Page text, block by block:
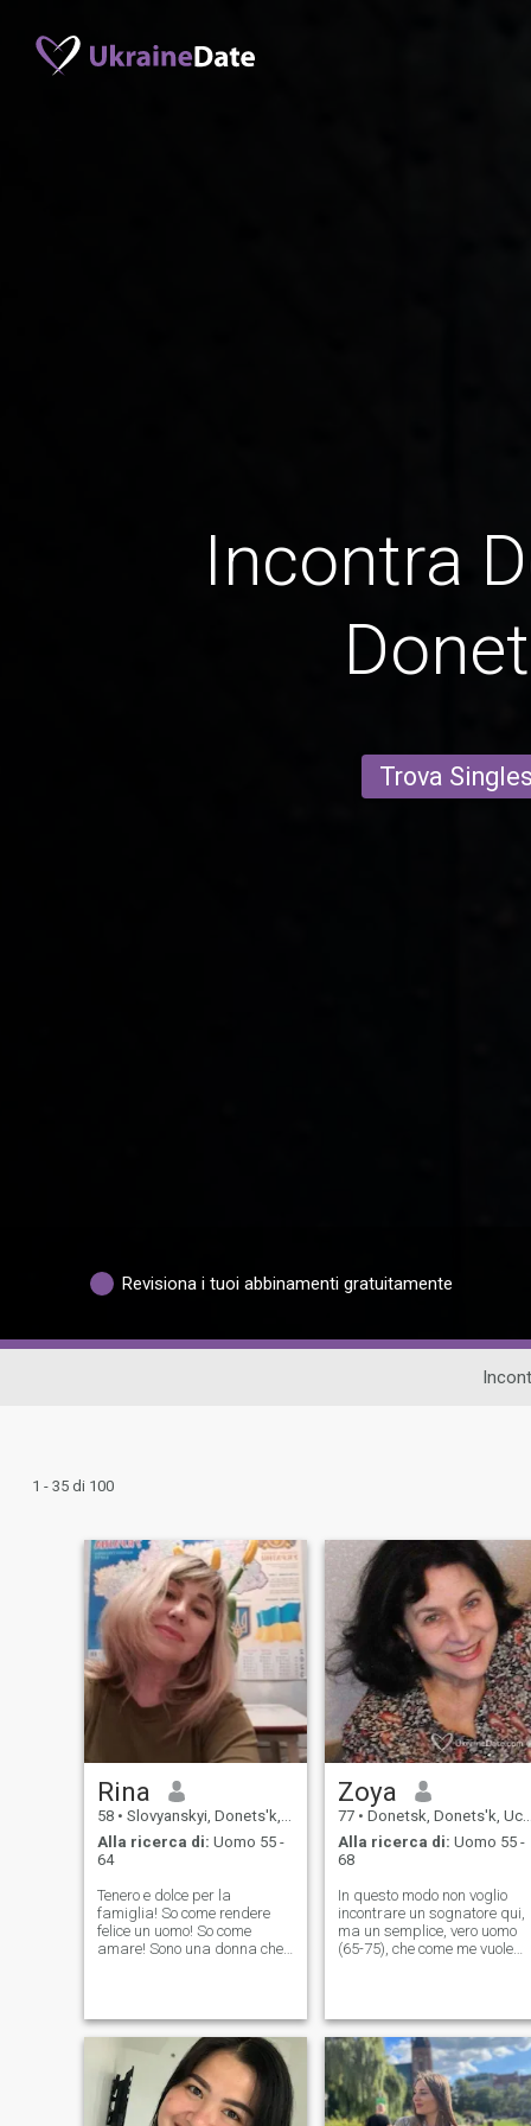
Incontra
Trova
Revisiona i tuoi abbinamenti gratuitamente
1 - 35 di 100
Rina
58 • Slovyanskyi, Donets'k, Ucraina
Alla ricerca di: Uomo 55 -
64
Tenero e dolce per la
famiglia! So come rendere
felice un uomo! So come
amare! Sono una donna che
nostre due metà, e godere di
una famiglia felice, sana e
amorevole. Il marito
proteggerà la famiglia. Mio
marito sarà il mio \"muro di
pietra\". Come due metà che
Zoya
77 • Donetsk, Donets'k, Ucraina
Alla ricerca di: Uomo 55 -
68
In questo modo non voglio
incontrare un sognatore qui,
ma un semplice, vero uomo
(65-75), che come me vuole
interessato a una relazione
seria e no relazione.se esiste,
voglio trovarti. Nooeber me:
Sono una donna ben curata,
umoristica, attenta con
un'anima slava, romantica e